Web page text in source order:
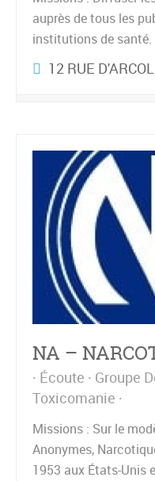
auprès de tous les
institutions de
12 RUE
NA –
Écoute
Groupe
Toxicomanie
Missions : Sur le
Anonymes,
1953 aux États-Unis